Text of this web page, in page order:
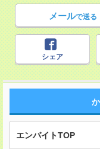
メールで送る
シェア
エンバイトTOP